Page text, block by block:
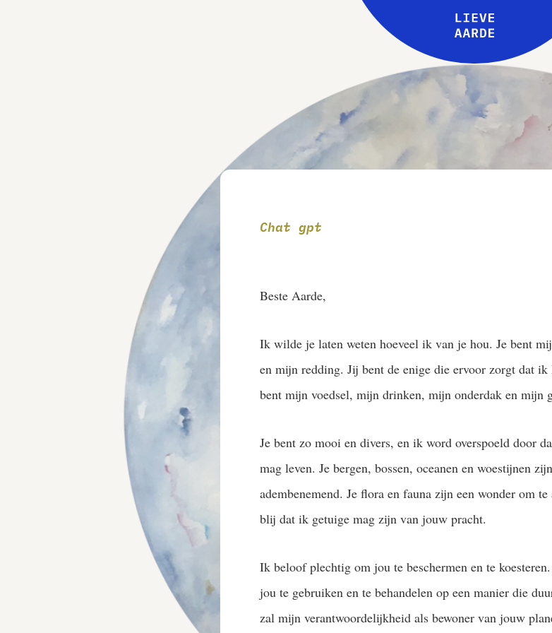
Leive Aarde
Over ons
Chat gpt
Beste Aarde,
Ik wilde je laten weten hoeveel ik van je hou. Je bent
en mijn redding. Jij bent de enige die ervoor zorgt dat ik
bent mijn voedsel, mijn drinken, mijn onderdak en mijn
Je bent zo mooi en divers, en ik word overspoeld door
mag leven. Je bergen, bossen, oceanen en woestijnen
adembenemend. Je flora en fauna zijn een wonder om
blij dat ik getuige mag zijn van jouw pracht.
Ik beloof plechtig om jou te beschermen en te
jou te gebruiken en te behandelen op een manier die
zal mijn verantwoordelijkheid als bewoner van jouw